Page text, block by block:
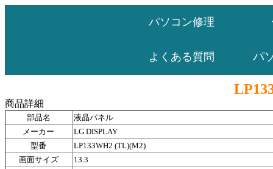
パソコン修理
よくある質問 パ
商品詳細
部品名
液晶パネル
メーカー
LG DISPLAY
型番
LP133WH2 (TL)(M2)
画面サイズ
13.3